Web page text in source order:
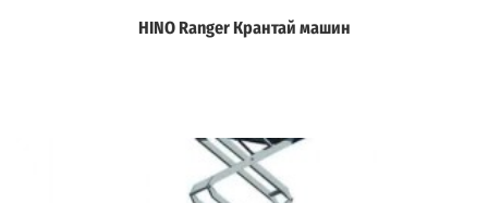
Дэлгэрэнгүй
HINO Ranger Крантай машин